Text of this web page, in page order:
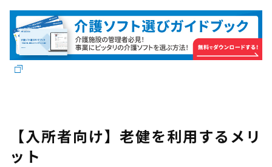
【入所者向け】老健を利用するメリ
ット